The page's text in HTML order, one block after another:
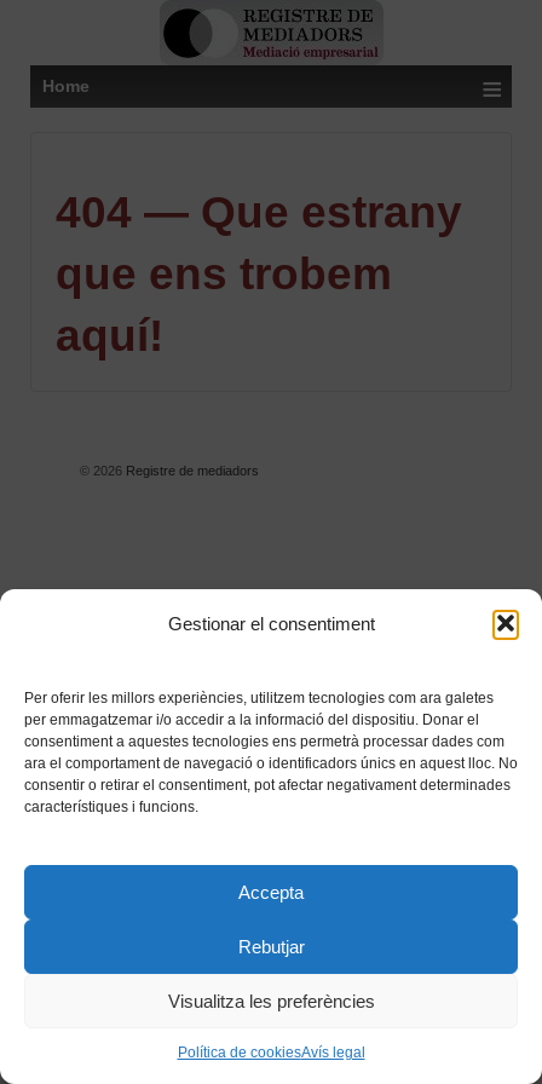
Gestionar el consentiment
Per oferir les millors experiències, utilitzem tecnologies com ara galetes
per emmagatzemar i/o accedir a la informació del dispositiu. Donar el
consentiment a aquestes tecnologies ens permetrà processar dades com
ara el comportament de navegació o identificadors únics en aquest lloc. No
consentir o retirar el consentiment, pot afectar negativament determinades
característiques i funcions.
Accepta
Rebutjar
Visualitza les preferències
Política de cookiesAvís legal
Home ≡
404 — Que estrany
que ens trobem
aquí!
© 2026Registre de mediadors